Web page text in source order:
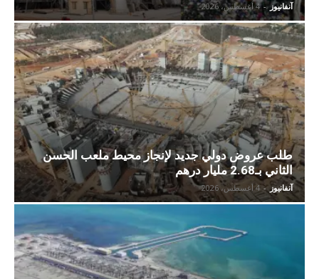
آنفانيوز - 4 أغسطس، 2026
طلب عروض دولي جديد لإنجاز محيط ملعب الحسن
الثاني بـ2.68 مليار درهم
آنفانيوز - 4 أغسطس، 2026